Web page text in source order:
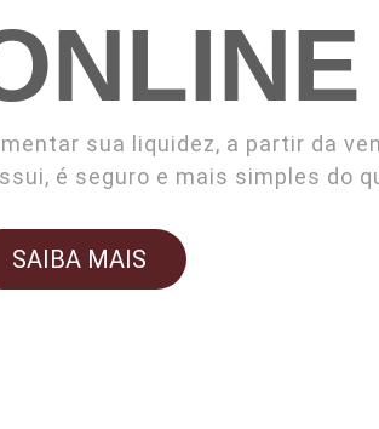
sua liquidez, a partir da
é seguro e mais simples do
SAIBA MAIS